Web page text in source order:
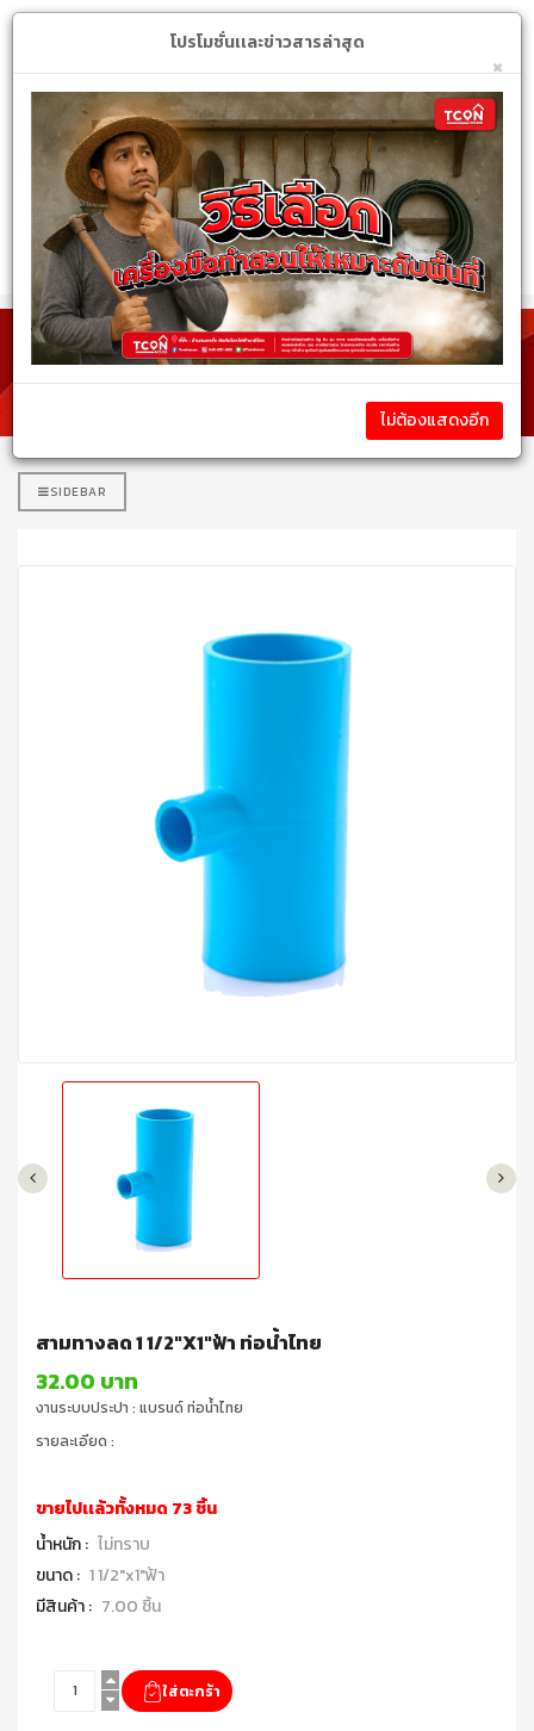
หมวดหมู่สินค้า
รายละเอียดสินค้า
SIDEBAR
สามทางลด 1 1/2"x1"ฟ้า ท่อน้ำไทย
32.00 บาท
งานระบบประปา : แบรนด์ ท่อน้ำไทย
รายละเอียด :
ขายไปเเล้วทั้งหมด 73 ชิ้น
น้ำหนัก : ไม่ทราบ
ขนาด : 1 1/2"x1"ฟ้า
มีสินค้า : 7.00 ชิ้น
โปรโมชั่นเเละข่าวสารล่าสุด
×
ไม่ต้องแสดงอีก